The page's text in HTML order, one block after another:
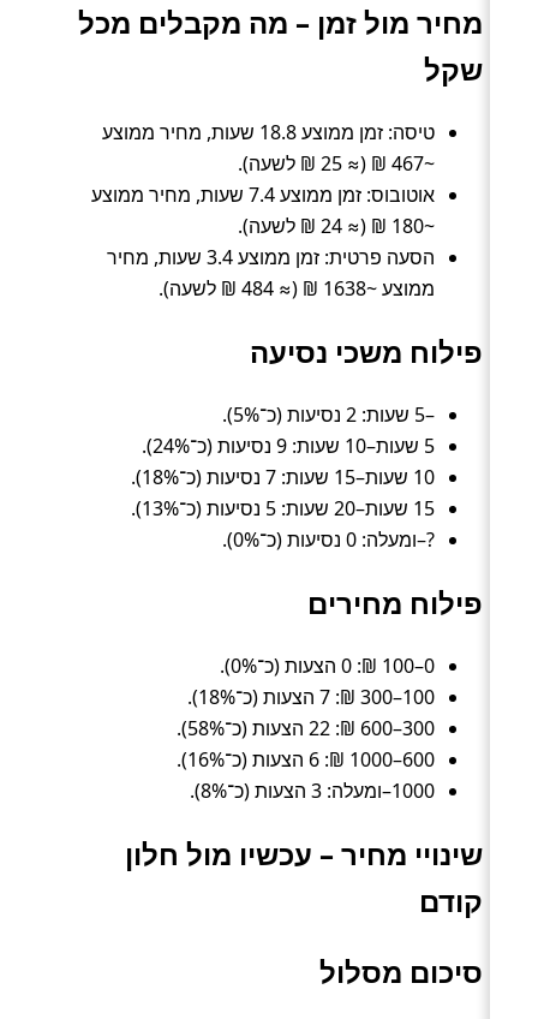
מחיר מול זמן – מה מקבלים מכל
שקל
טיסה: זמן ממוצע 18.8 שעות, מחיר ממוצע
~467 ₪ (≈ 25 ₪ לשעה).
אוטובוס: זמן ממוצע 7.4 שעות, מחיר ממוצע
~180 ₪ (≈ 24 ₪ לשעה).
הסעה פרטית: זמן ממוצע 3.4 שעות, מחיר
ממוצע ~1638 ₪ (≈ 484 ₪ לשעה).
פילוח משכי נסיעה
–5 שעות: 2 נסיעות (כ־5%).
5 שעות–10 שעות: 9 נסיעות (כ־24%).
10 שעות–15 שעות: 7 נסיעות (כ־18%).
15 שעות–20 שעות: 5 נסיעות (כ־13%).
?–ומעלה: 0 נסיעות (כ־0%).
פילוח מחירים
0–100 ₪: 0 הצעות (כ־0%).
100–300 ₪: 7 הצעות (כ־18%).
300–600 ₪: 22 הצעות (כ־58%).
600–1000 ₪: 6 הצעות (כ־16%).
1000–ומעלה: 3 הצעות (כ־8%).
שינויי מחיר – עכשיו מול חלון
קודם
סיכום מסלול